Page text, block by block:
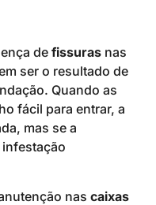
de fissuras nas
ser o resultado de
Quando as
fácil para entrar, a
mas se a
nas caixas